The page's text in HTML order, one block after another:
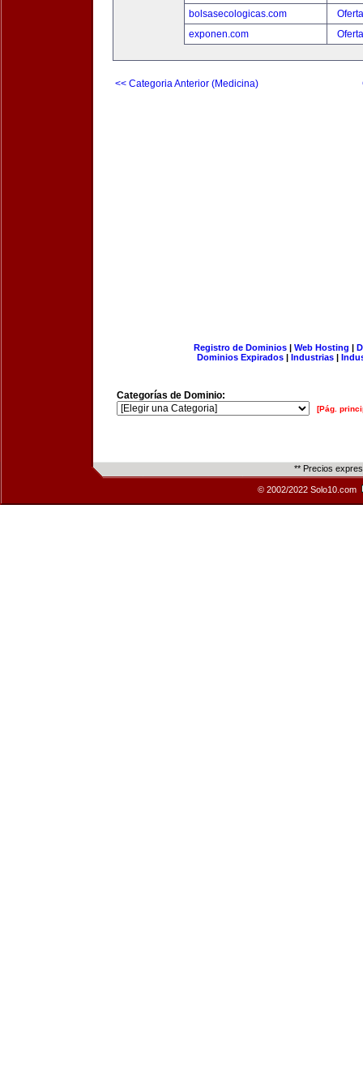
bolsasecologicas.com
exponen.com
<< Categoria Anterior (Medicina)
Registro de Dominios| Web Hosting |
Dominios Expirados | Industrias |
Categorías de Dominio:
[Pág.
** Precios
© 2002/2022 Solo10.com